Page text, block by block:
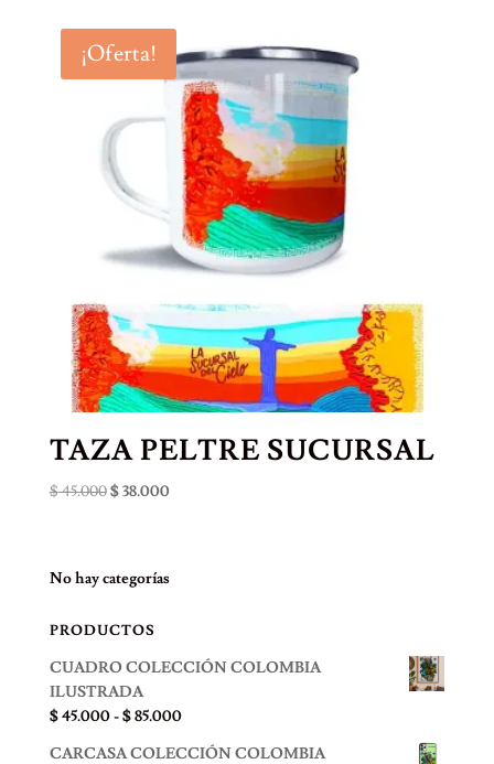
era:
$ 45.000.
es:
$ 38.000.
¡Oferta!
TAZA PELTRE SUCURSAL
$45.000El
$ 45.000.
$38.000El
No hay categorías
PRODUCTOS
CUADRO COLECCIÓN COLOMBIA
ILUSTRADA
$45.000-$85.000Rango
CARCASA COLECCIÓN COLOMBIA